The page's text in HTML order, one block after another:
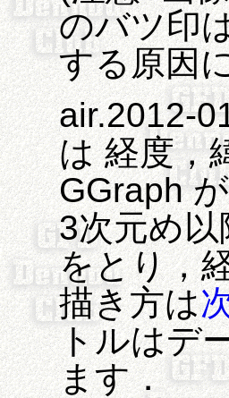
のバツ印
する原因
air.2012-
は 経度，
GGraph
3次元め
をとり，
描き方は
トルはデ
ます．